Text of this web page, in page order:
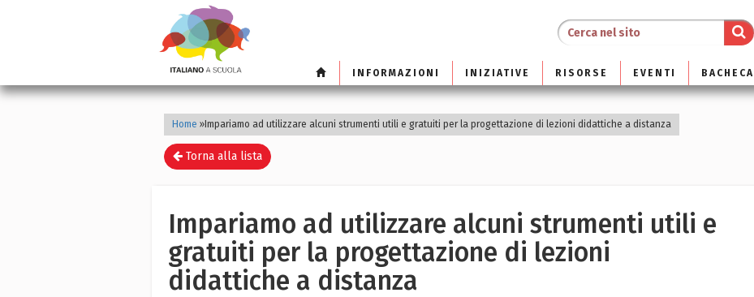
INFORMAZIONI INIZIATIVE RISORSE EVENTI BACHECA
Home » Impariamo ad utilizzare alcuni strumenti utili e gratuiti per la progettazione di lezioni didattiche a distanza
Torna alla lista
Impariamo ad utilizzare alcuni strumenti utili e
gratuiti per la progettazione di lezioni
didattiche a distanza